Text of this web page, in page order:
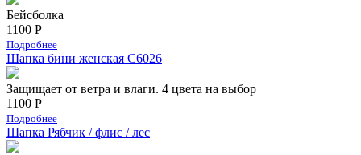
Бейсболка
1100 Р
Подробнее
Шапка бини женская С6026
Защищает от ветра и влаги. 4 цвета на выбор
1100 Р
Подробнее
Шапка Рябчик / флис / лес